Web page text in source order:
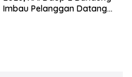
Imbau Pelanggan Datang